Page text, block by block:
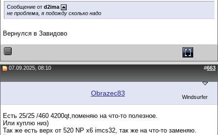
Сообщение от d2ima
не проблема, я подожду сколько надо
Вернулся в Завидово
07.09.2025, 08:10 #663
Obrazec83 Windsurfer
Есть 25/25 /460 4200qt,поменяю на что-то полезное.
Или куплю низ)
Так же есть верх от 520 NP x6 imcs32, так же на что-то заменяю.